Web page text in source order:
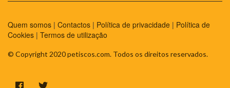
Quem somos | Contactos | Política de privacidade | Política de
Cookies | Termos de utilização
© Copyright 2020 petiscos.com. Todos os direitos reservados.